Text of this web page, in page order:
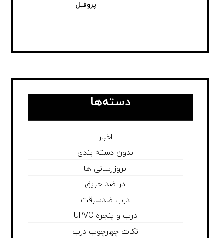
پروفیل
دسته‌ها
اخبار
بدون دسته بندی
بروزرسانی ها
در ضد حریق
درب ضدسرقت
درب و پنجره UPVC
نکات چهارچوب درب